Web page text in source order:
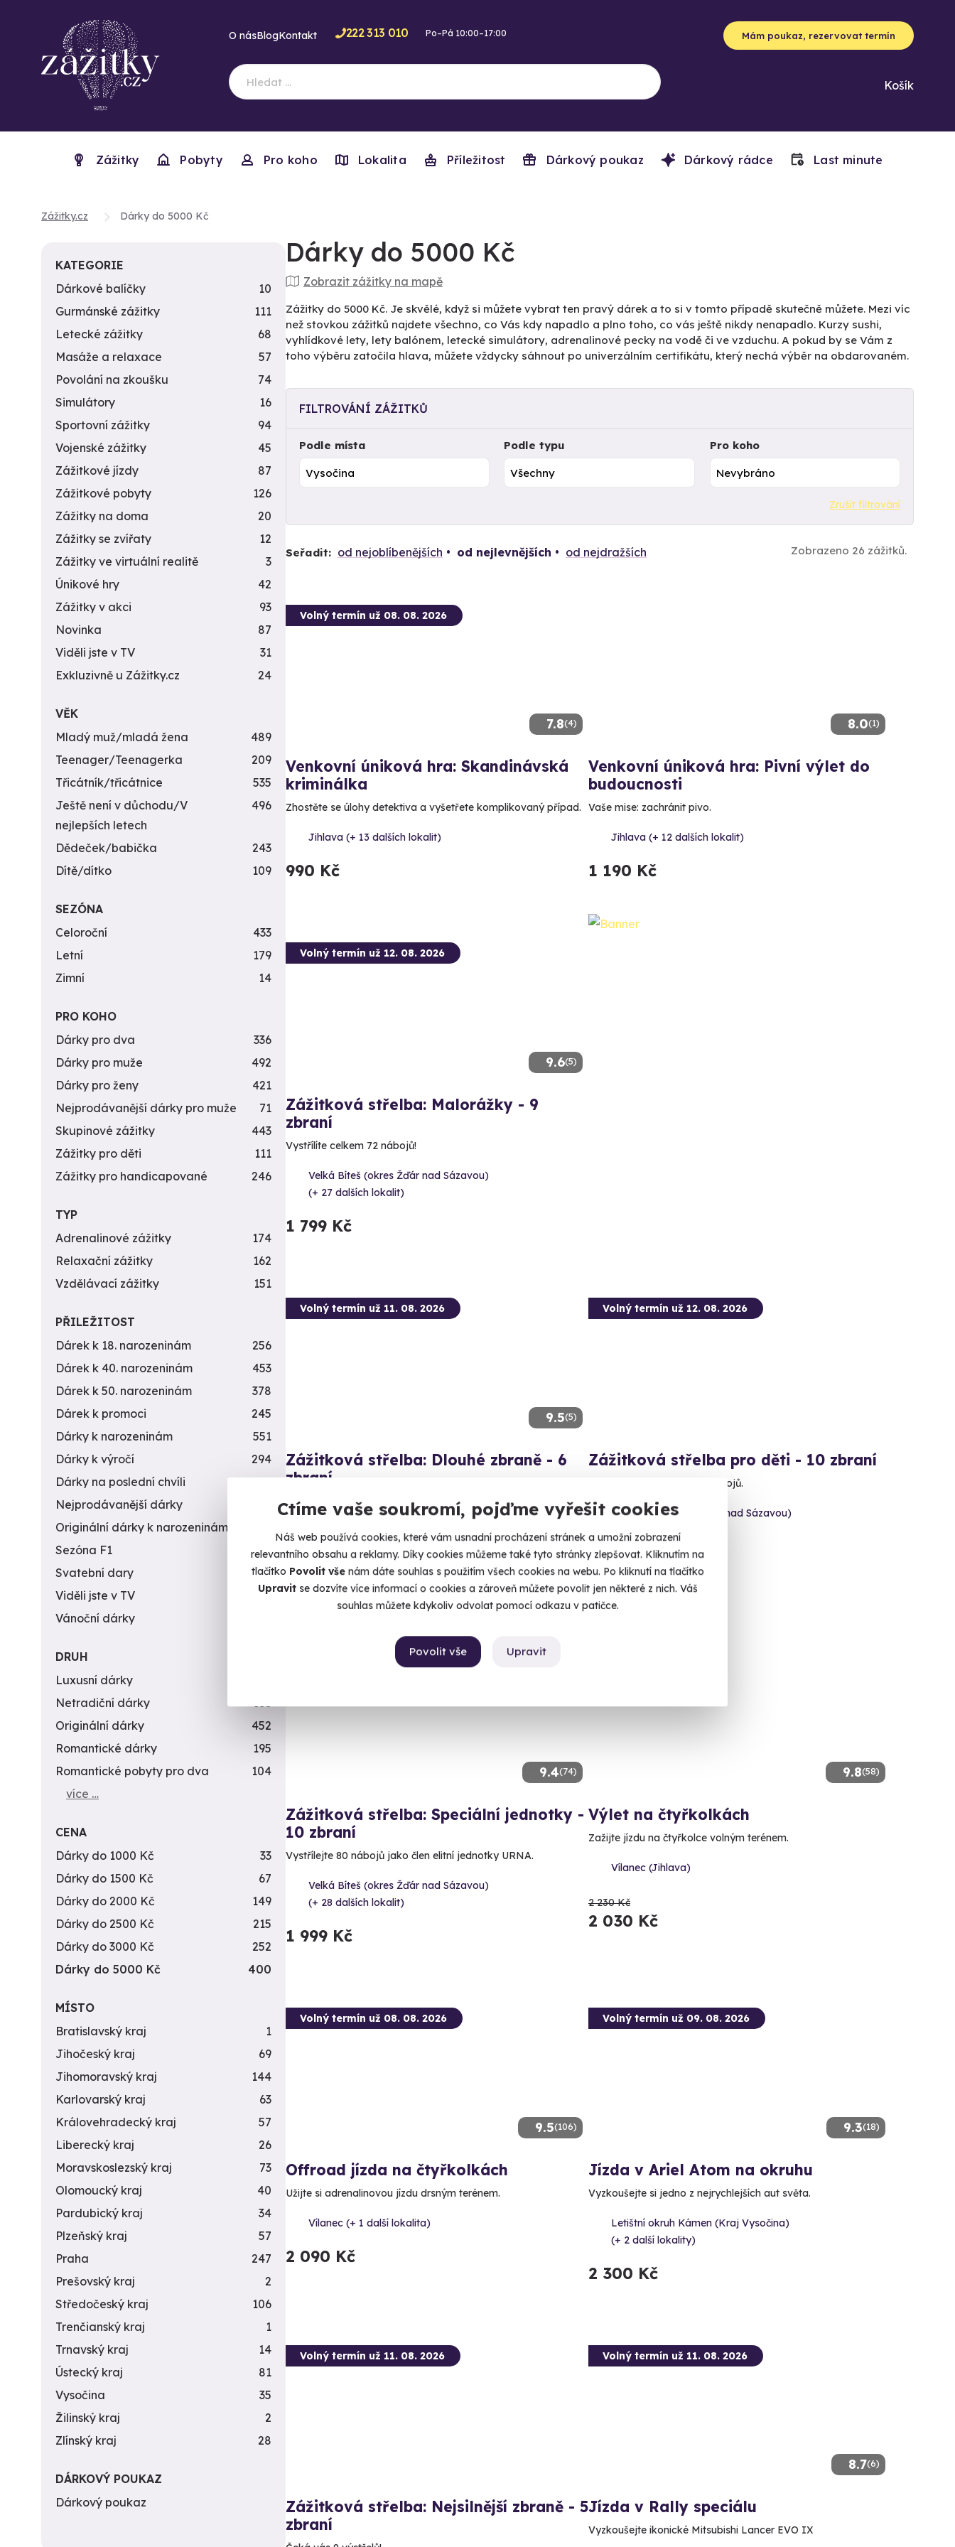
Ctíme vaše soukromí, pojďme vyřešit cookies
Náš web používá cookies, které vám usnadní procházení stránek a umožní zobrazení
relevantního obsahu a reklamy. Díky cookies můžeme také tyto stránky zlepšovat. Kliknutím na
tlačítko Povolit vše nám dáte souhlas s použitím všech cookies na webu. Po kliknutí na tlačítko
Upravitse dozvíte více informací o cookies a zároveň můžete povolit jen některé z nich. Váš
souhlas můžete kdykoliv odvolat pomocí odkazu v patičce.
Upravit
Povolit vše
O násBlogKontakt 222 313 010 Po–Pá 10:00–17:00 Mám poukaz, rezervovat termín
Košík
Zážitky Pobyty Pro koho Lokalita Příležitost Dárkový poukaz Dárkový rádce Last minute
Zážitky.cz Dárky do 5000 Kč
Dárky do 5000 Kč
Zobrazit zážitky na mapě
Zážitky do 5000 Kč. Je skvělé, když si můžete vybrat ten pravý dárek a to si v tomto případě skutečně můžete. Mezi víc
než stovkou zážitků najdete všechno, co Vás kdy napadlo a plno toho, co vás ještě nikdy nenapadlo. Kurzy sushi,
vyhlídkové lety, lety balónem, letecké simulátory, adrenalinové pecky na vodě či ve vzduchu. A pokud by se Vám z
toho výběru zatočila hlava, můžete vždycky sáhnout po univerzálním certifikátu, který nechá výběr na obdarovaném.
FILTROVÁNÍ ZÁŽITKŮ
Podle místa Podle typu Pro koho
Zrušit filtrování
Seřadit: od nejoblíbenějších od nejlevnějších od nejdražších Zobrazeno 26 zážitků.
7.8(4)
Volný termín už 08. 08. 2026
Venkovní úniková hra: Skandinávská
kriminálka
Zhostěte se úlohy detektiva a vyšetřete komplikovaný případ.
Jihlava (+ 13 dalších lokalit)
990 Kč
8.0(1)
Venkovní úniková hra: Pivní výlet do
budoucnosti
Vaše mise: zachránit pivo.
Jihlava (+ 12 dalších lokalit)
1 190 Kč
9.6(5)
Volný termín už 12. 08. 2026
Zážitková střelba: Malorážky - 9
zbraní
Vystřílíte celkem 72 nábojů!
Velká Bíteš (okres Žďár nad Sázavou)
(+ 27 dalších lokalit)
1 799 Kč
9.5(5)
Volný termín už 11. 08. 2026
Zážitková střelba: Dlouhé zbraně - 6
zbraní
Z každé zbraně si zastřílíte pětkrát - celkem 30 výstřelů.
Velká Bíteš (okres Žďár nad Sázavou)
(+ 28 dalších lokalit)
1 899 Kč
Volný termín už 12. 08. 2026
Zážitková střelba pro děti - 10 zbraní
Připravte se na nálož 80 nábojů.
Velká Bíteš (okres Žďár nad Sázavou)
(+ 28 dalších lokalit)
1 999 Kč
9.4(74)
Volný termín už 12. 08. 2026
Zážitková střelba: Speciální jednotky -
10 zbraní
Vystřílejte 80 nábojů jako člen elitní jednotky URNA.
Velká Bíteš (okres Žďár nad Sázavou)
(+ 28 dalších lokalit)
1 999 Kč
9.8(58)
Výlet na čtyřkolkách
Zažijte jízdu na čtyřkolce volným terénem.
Vílanec (Jihlava)
2 230 Kč
2 030 Kč
9.5(106)
Volný termín už 08. 08. 2026
Offroad jízda na čtyřkolkách
Užijte si adrenalinovou jízdu drsným terénem.
Vílanec (+ 1 další lokalita)
2 090 Kč
9.3(18)
Volný termín už 09. 08. 2026
Jízda v Ariel Atom na okruhu
Vyzkoušejte si jedno z nejrychlejších aut světa.
Letištní okruh Kámen (Kraj Vysočina)
(+ 2 další lokality)
2 300 Kč
Volný termín už 11. 08. 2026
Zážitková střelba: Nejsilnější zbraně - 5
zbraní
8.7(6)
Volný termín už 11. 08. 2026
Jízda v Rally speciálu
Vyzkoušejte ikonické Mitsubishi Lancer EVO IX
KATEGORIE
Dárkové balíčky
10
Gurmánské zážitky
111
Letecké zážitky
68
Masáže a relaxace
57
Povolání na zkoušku
74
Simulátory
16
Sportovní zážitky
94
Vojenské zážitky
45
Zážitkové jízdy
87
Zážitkové pobyty
126
Zážitky na doma
20
Zážitky se zvířaty
12
Zážitky ve virtuální realitě
3
Únikové hry
42
Zážitky v akci
93
Novinka
87
Viděli jste v TV
31
Exkluzivně u Zážitky.cz
24
VĚK
Mladý muž/mladá žena
489
Teenager/Teenagerka
209
Třicátník/třicátnice
535
Ještě není v důchodu/V
nejlepších letech
496
Dědeček/babička
243
Dítě/dítko
109
SEZÓNA
Celoroční
433
Letní
179
Zimní
14
PRO KOHO
Dárky pro dva
336
Dárky pro muže
492
Dárky pro ženy
421
Nejprodávanější dárky pro muže
71
Skupinové zážitky
443
Zážitky pro děti
111
Zážitky pro handicapované
246
TYP
Adrenalinové zážitky
174
Relaxační zážitky
162
Vzdělávací zážitky
151
PŘILEŽITOST
Dárek k 18. narozeninám
256
Dárek k 40. narozeninám
453
Dárek k 50. narozeninám
378
Dárek k promoci
245
Dárky k narozeninám
551
Dárky k výročí
294
Dárky na poslední chvíli
450
Nejprodávanější dárky
Originální dárky k narozeninám
Sezóna F1
4
Svatební dary
196
Viděli jste v TV
31
Vánoční dárky
DRUH
Luxusní dárky
Netradiční dárky
353
Originální dárky
452
Romantické dárky
195
Romantické pobyty pro dva
104
více …
CENA
Dárky do 1000 Kč
33
Dárky do 1500 Kč
67
Dárky do 2000 Kč
149
Dárky do 2500 Kč
215
Dárky do 3000 Kč
252
Dárky do 5000 Kč
400
MÍSTO
Bratislavský kraj
1
Jihočeský kraj
69
Jihomoravský kraj
144
Karlovarský kraj
63
Královehradecký kraj
57
Liberecký kraj
26
Moravskoslezský kraj
73
Olomoucký kraj
40
Pardubický kraj
34
Plzeňský kraj
57
Praha
247
Prešovský kraj
2
Středočeský kraj
106
Trenčianský kraj
1
Trnavský kraj
14
Ústecký kraj
81
Vysočina
35
Žilinský kraj
2
Zlínský kraj
28
DÁRKOVÝ POUKAZ
Dárkový poukaz